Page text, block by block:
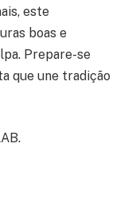
este
boas e
Prepare-se
que une tradição